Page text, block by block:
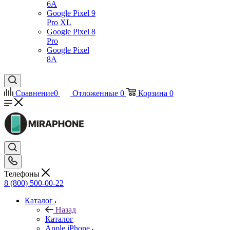
6A
Google Pixel 9
Pro XL
Google Pixel 8
Pro
Google Pixel
8A
Сравнение0 Отложенные 0 Корзина 0
Телефоны
8 (800) 500-00-22
Каталог
Назад
Каталог
Apple iPhone